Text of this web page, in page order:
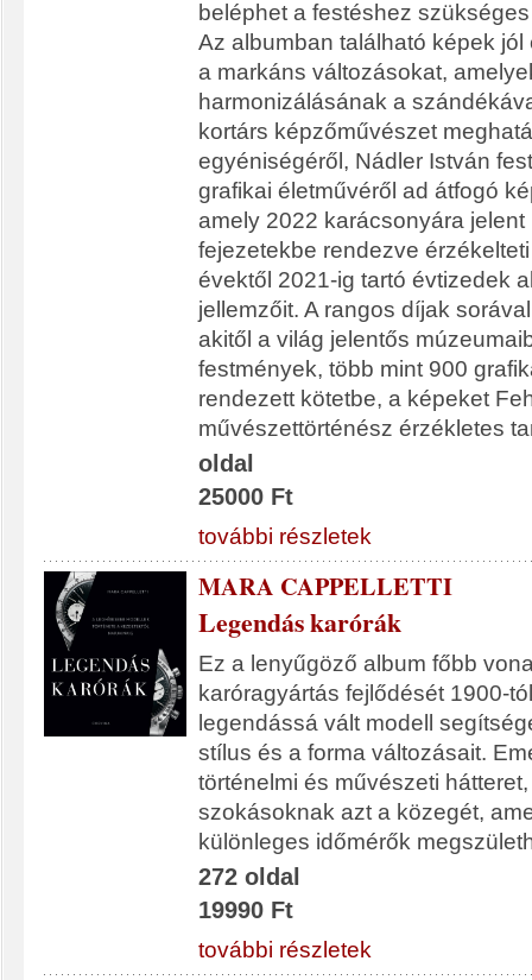
beléphet a festéshez
Az albumban található képek
a markáns változásokat,
harmonizálásának a
kortárs képzőművészet
egyéniségéről, Nádler István
grafikai életművéről ad átfogó
amely 2022 karácsonyára jelent
fejezetekbe rendezve
évektől 2021-ig tartó évtizedek
jellemzőit. A rangos díjak
akitől a világ jelentős
festmények, több mint 900
rendezett kötetbe, a képeket
művészettörténész érzékletes
oldal
25000 Ft
további részletek
MARA CAPPELLETTI
Legendás karórák
Ez a lenyűgöző album főbb
karóragyártás fejlődését 1900-
legendássá vált modell
stílus és a forma változásait.
történelmi és művészeti
szokásoknak azt a közegét,
különleges időmérők
272 oldal
19990 Ft
további részletek